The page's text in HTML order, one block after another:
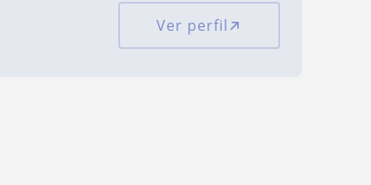
Ver perfil